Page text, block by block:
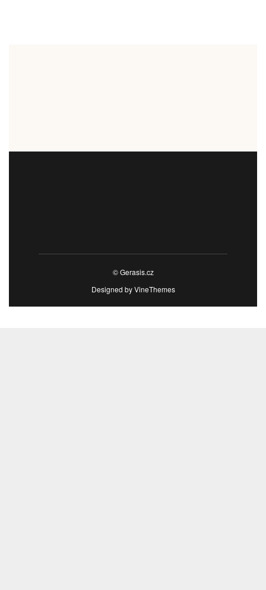
© Gerasis.cz
Designed byVineThemes